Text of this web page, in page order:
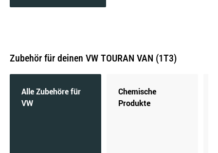
01/2013
Zubehör für deinen VW TOURAN VAN (1T3)
Alle Zubehöre für
VW
Chemische
Produkte